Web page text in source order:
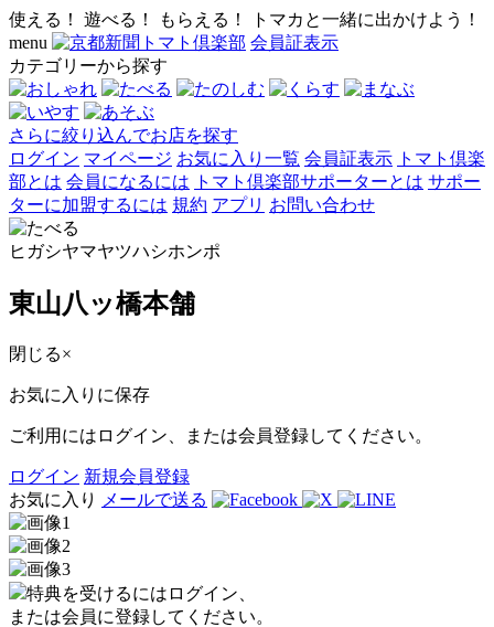
使える！ 遊べる！ もらえる！ トマカと一緒に出かけよう！
menu
会員証表示
カテゴリーから探す
さらに絞り込んでお店を探す
ログイン マイページ お気に入り一覧 会員証表示 トマト倶楽
部とは 会員になるには トマト倶楽部サポーターとは サポー
ターに加盟するには 規約 アプリ お問い合わせ
ヒガシヤマヤツハシホンポ
東山八ッ橋本舗
閉じる×
お気に入りに保存
ご利用にはログイン、または会員登録してください。
ログイン 新規会員登録
お気に入り
メールで送る
特典を受けるにはログイン、
または会員に登録してください。